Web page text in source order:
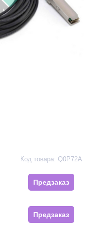
Код товара: Q0P72A
Предзаказ
Предзаказ